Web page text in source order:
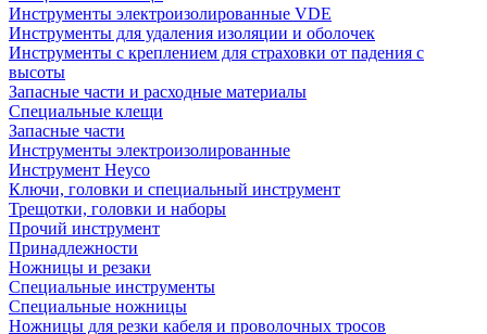
Инструменты электроизолированные VDE
Инструменты для удаления изоляции и оболочек
Инструменты с креплением для страховки от падения с
высоты
Запасные части и расходные материалы
Специальные клещи
Запасные части
Инструменты электроизолированные
Инструмент Heyco
Ключи, головки и специальный инструмент
Трещотки, головки и наборы
Прочий инструмент
Принадлежности
Ножницы и резаки
Специальные инструменты
Специальные ножницы
Ножницы для резки кабеля и проволочных тросов